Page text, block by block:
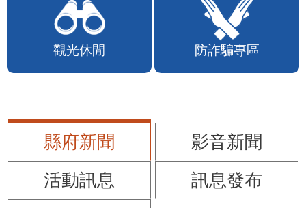
觀光休閒 防詐騙專區
縣府新聞
影音新聞
活動訊息
訊息發布